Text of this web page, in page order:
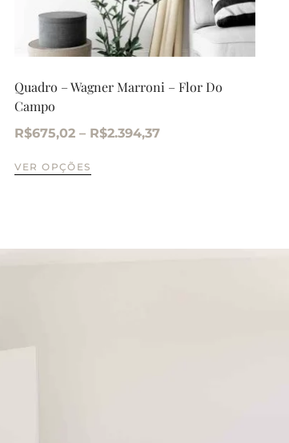
Quadro – Wagner Marroni – Flor Do
Campo
R$675,02 – R$2.394,37
VER OPÇÕES